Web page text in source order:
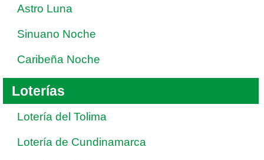
Astro Luna
Sinuano Noche
Caribeña Noche
Loterías
Lotería del Tolima
Lotería de Cundinamarca